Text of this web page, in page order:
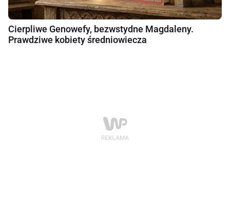
Cierpliwe Genowefy, bezwstydne Magdaleny.
Prawdziwe kobiety średniowiecza